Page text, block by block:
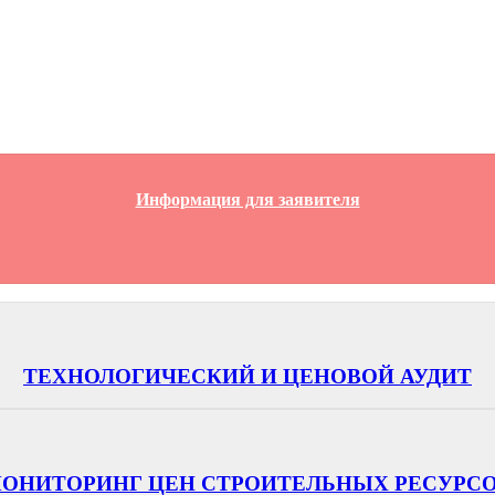
Информация для заявителя
ТЕХНОЛОГИЧЕСКИЙ И ЦЕНОВОЙ АУДИТ
ЦЕН СТРОИТЕЛЬНЫХ